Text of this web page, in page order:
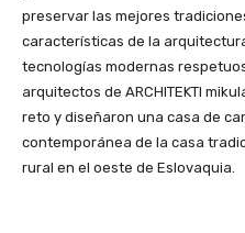
preservar las mejores
características de la
tecnologías modernas
arquitectos de ARCHITEKTI
reto y diseñaron una casa de
contemporánea de la casa
rural en el oeste de Eslovaquia.